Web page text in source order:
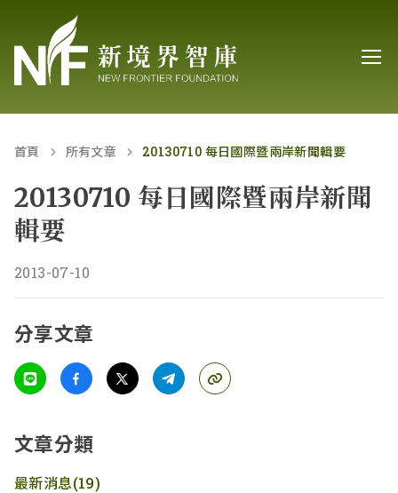
首頁 所有文章 20130710 每日國際暨兩岸新聞輯要
20130710 每日國際暨兩岸新聞
輯要
2013-07-10
分享文章
文章分類
最新消息(19)